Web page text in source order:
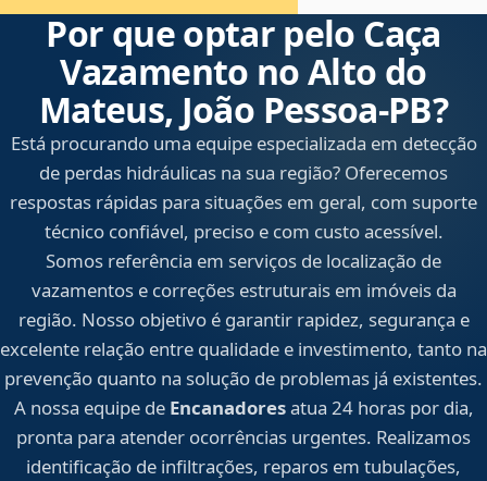
Por que optar pelo Caça
Vazamento no Alto do
Mateus, João Pessoa‑PB?
Está procurando uma equipe especializada em detecção
de perdas hidráulicas na sua região? Oferecemos
respostas rápidas para situações em geral, com suporte
técnico confiável, preciso e com custo acessível.
Somos referência em serviços de localização de
vazamentos e correções estruturais em imóveis da
região. Nosso objetivo é garantir rapidez, segurança e
excelente relação entre qualidade e investimento, tanto na
prevenção quanto na solução de problemas já existentes.
A nossa equipe de Encanadoresatua 24 horas por dia,
pronta para atender ocorrências urgentes. Realizamos
identificação de infiltrações, reparos em tubulações,